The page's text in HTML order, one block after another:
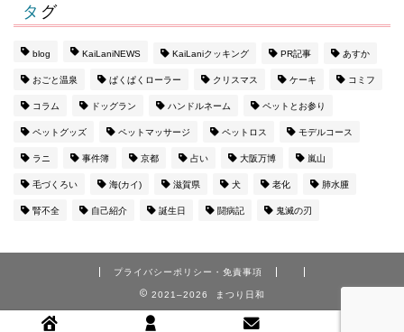
タグ
blog KaiLaniNEWS KaiLaniクッキング PR記事 あすか
おごと温泉 ぱくぱくローラー クリスマス ケーキ コミフ
コラム ドッグラン ハンドルネーム ペットとお参り
ペットグッズ ペットマッサージ ペットロス モデルコース
ラニ 事件簿 京都 占い 大阪万博 嵐山
毛づくろい 海(カイ) 滋賀県 犬 老化 肺水腫
腎不全 自己紹介 誕生日 闘病記 鬼滅の刃
プライバシーポリシー・免責事項
2021–2026 まつり日和